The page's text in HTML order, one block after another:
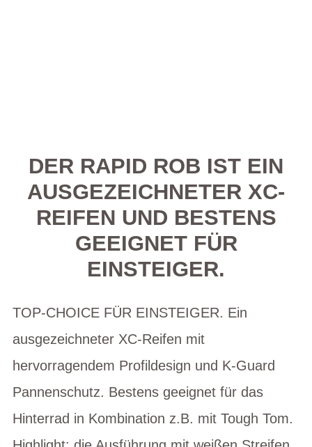
DER RAPID ROB IST EIN
AUSGEZEICHNETER XC-
REIFEN UND BESTENS
GEEIGNET FÜR
EINSTEIGER.
TOP-CHOICE FÜR EINSTEIGER. Ein
ausgezeichneter XC-Reifen mit
hervorragendem Profildesign und K-Guard
Pannenschutz. Bestens geeignet für das
Hinterrad in Kombination z.B. mit Tough Tom.